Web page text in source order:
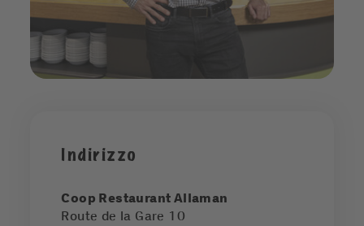
Indirizzo
Coop Restaurant Allaman
Route de la Gare 10